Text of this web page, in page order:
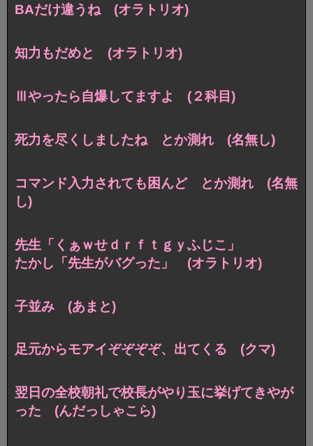
BAだけ違うね (オラトリオ)
知力もだめと (オラトリオ)
Ⅲやったら自爆してますよ (２科目)
死力を尽くしましたね とか測れ (名無し)
コマンド入力されても困んど とか測れ (名無
し)
先生「くぁｗせｄｒｆｔｇｙふじこ」
たかし「先生がバグった」 (オラトリオ)
子並み (あまと)
足元からモアイぞぞぞぞ、出てくる (クマ)
翌日の全校朝礼で校長がやり玉に挙げてきやが
った (んだっしゃこら)